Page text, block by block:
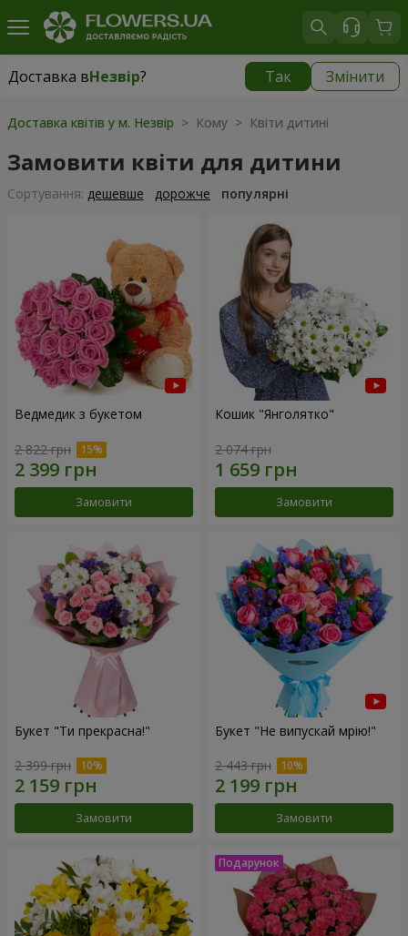
Доставка вНезвір? Так Змінити
Доставка вНезвір|
Доставка квітів у м. Незвір > Кому > Квіти дитині
Замовити квіти для дитини
Сортування: дешевше дорожче популярні
Ведмедик з букетом
2 822 грн
Замовити
Кошик "Янголятко"
2 074 грн
Замовити
Букет "Ти прекрасна!"
2 399 грн
Замовити
Букет "Не випускай мрію!"
2 443 грн
Замовити